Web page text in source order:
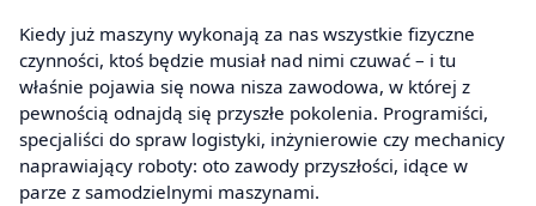
Kiedy już maszyny wykonają za nas wszystkie fizyczne
czynności, ktoś będzie musiał nad nimi czuwać – i tu
właśnie pojawia się nowa nisza zawodowa, w której z
pewnością odnajdą się przyszłe pokolenia. Programiści,
specjaliści do spraw logistyki, inżynierowie czy mechanicy
naprawiający roboty: oto zawody przyszłości, idące w
parze z samodzielnymi maszynami.